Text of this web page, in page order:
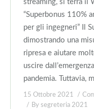
streaming, si terrà il
“Superbonus 110%
per gli ingegneri” Il
dimostrando una
ripresa e aiutare
uscire
pandemia. Tuttavia,
15 Ottobre 2021
By segreteria 2021